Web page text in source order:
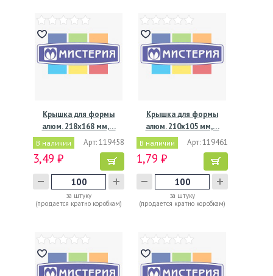
Крышка для формы
алюм. 218х168 мм,…
В наличии Арт: 119458
3,49 ₽
за штуку
(продается кратно коробкам)
Крышка для формы
алюм. 210х105 мм,…
В наличии Арт: 119461
1,79 ₽
за штуку
(продается кратно коробкам)